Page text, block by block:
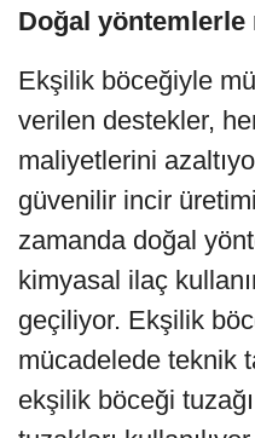
Doğal
Ekşilik böceğiyle
verilen destekler,
maliyetlerini
güvenilir incir
zamanda doğal
kimyasal ilaç
geçiliyor. Ekşilik
mücadelede teknik
ekşilik böceği